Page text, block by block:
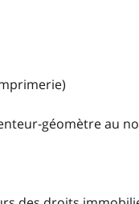
géomètre au